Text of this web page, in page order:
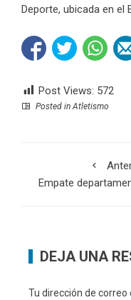
Deporte, ubicada en el
Post Views: 572
Posted inAtletismo
Empate
DEJA UNA
Tu dirección de